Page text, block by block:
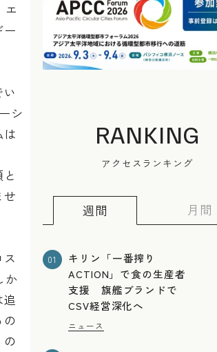
エ
シ
か
RANKING
アクセスランキング
週間 月間
01
キリン「一番搾り
ACTION」で食の生産者
支援 旗艦ブランドで
CSV経営深化へ
ニュース